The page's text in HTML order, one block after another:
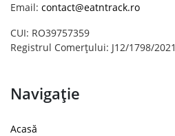
Email: contact@eatntrack.ro
CUI: RO39757359
Registrul Comerțului: J12/1798/2021
Navigație
Acasă